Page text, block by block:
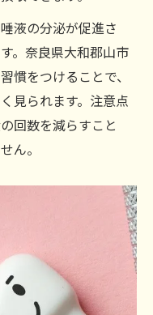
液の分泌が促進さ
。奈良県大和郡山市
慣をつけることで、
見られます。注意点
回数を減らすこと
ん。